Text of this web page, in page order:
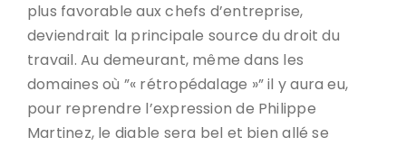
plus favorable aux chefs d’entreprise,
deviendrait la principale source du droit du
travail. Au demeurant, même dans les
domaines où ”« rétropédalage »” il y aura eu,
pour reprendre l’expression de Philippe
Martinez, le diable sera bel et bien allé se